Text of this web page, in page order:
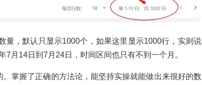
量，默认只显示1000个，如果这里显示1000行，实则说
月14日到7月24日，时间区间也只有不到一个月。
掌握了正确的方法论，能坚持实操就能做出来很好的数